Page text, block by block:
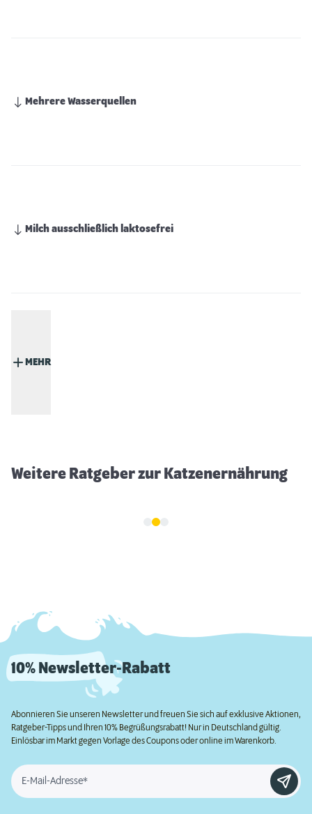
Mehrere Wasserquellen
Milch ausschließlich laktosefrei
MEHR
Weitere Ratgeber zur Katzenernährung
10% Newsletter-Rabatt
Abonnieren Sie unseren Newsletter und freuen Sie sich auf exklusive Aktionen,
Ratgeber-Tipps und Ihren 10% Begrüßungsrabatt! Nur in Deutschland gültig.
Einlösbar im Markt gegen Vorlage des Coupons oder online im Warenkorb.
E-Mail-Adresse*